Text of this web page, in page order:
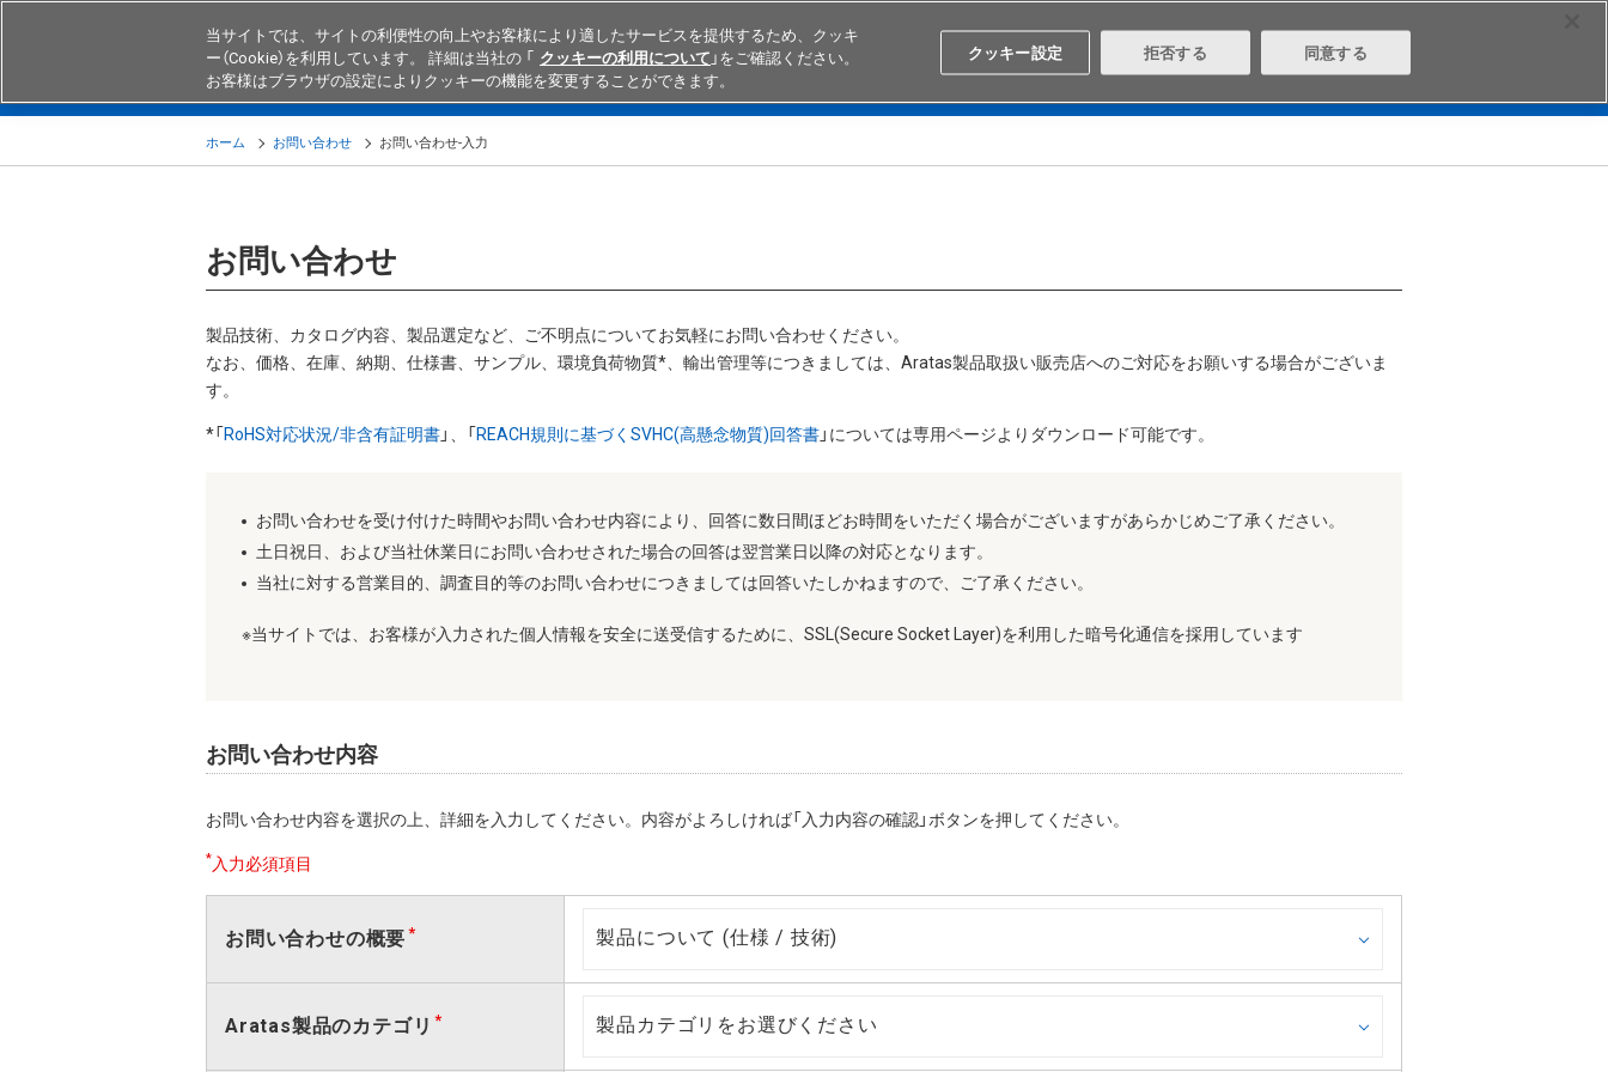
Japan Search
製品 業界・用途別商品 知る・学ぶ テクニカルサポート
ホーム お問い合わせ お問い合わせ-入力
お問い合わせ
製品技術、カタログ内容、製品選定など、ご不明点についてお気軽にお問い合わせください。
なお、価格、在庫、納期、仕様書、サンプル、環境負荷物質*、輸出管理等につきましては、Aratas製品取扱い販売店へのご対応をお願いする場合がございま
す。
*「 RoHS対応状況/非含有証明書」、「 REACH規則に基づくSVHC(高懸念物質)回答書」については専用ページよりダウンロード可能です。
お問い合わせを受け付けた時間やお問い合わせ内容により、回答に数日間ほどお時間をいただく場合がございますがあらかじめご了承ください。
土日祝日、および当社休業日にお問い合わせされた場合の回答は翌営業日以降の対応となります。
当社に対する営業目的、調査目的等のお問い合わせにつきましては回答いたしかねますので、ご了承ください。
※当サイトでは、お客様が入力された個人情報を安全に送受信するために、SSL(Secure Socket Layer)を利用した暗号化通信を採用しています
お問い合わせ内容
お問い合わせ内容を選択の上、詳細を入力してください。内容がよろしければ「入力内容の確認」ボタンを押してください。
* 入力必須項目
お問い合わせの概要
Aratas製品のカテゴリ
当サイトでは、サイトの利便性の向上やお客様により適したサービスを提供するため、クッキ
ー（Cookie）を利用しています。 詳細は当社の 「 クッキーの利用について 」をご確認ください。
お客様はブラウザの設定によりクッキーの機能を変更することができます。
クッキー設定 拒否する 同意する